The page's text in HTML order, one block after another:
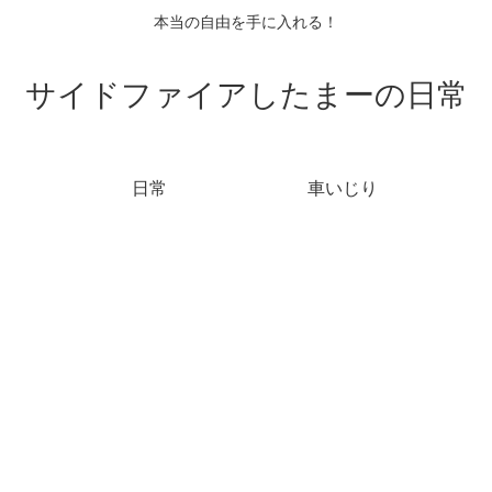
本当の自由を手に入れる！
サイドファイアしたまーの日常
日常 車いじり